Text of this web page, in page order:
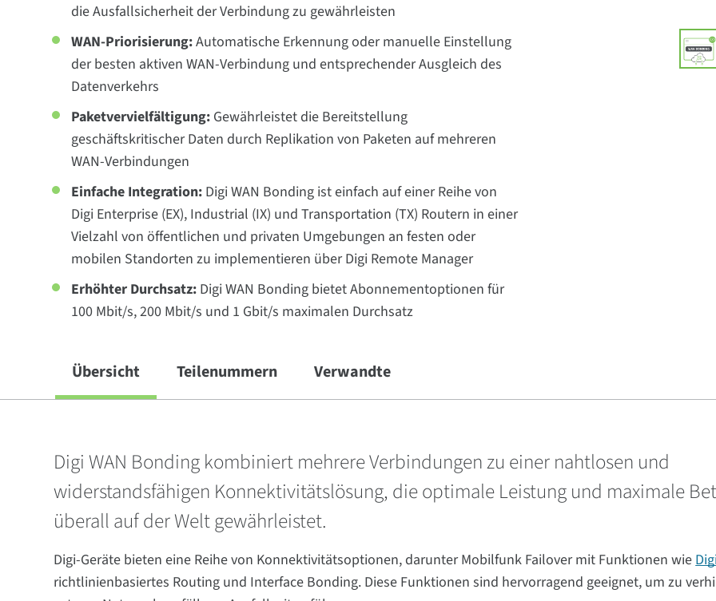
die Ausfallsicherheit der Verbindung zu gewährleisten
WAN-Priorisierung:Automatische Erkennung oder manuelle Einstellung
der besten aktiven WAN-Verbindung und entsprechender Ausgleich des
Datenverkehrs
Paketvervielfältigung: Gewährleistet die Bereitstellung
geschäftskritischer Daten durch Replikation von Paketen auf mehreren
WAN-Verbindungen
Einfache Integration: Digi WAN Bonding ist einfach auf einer Reihe von
Digi Enterprise (EX), Industrial (IX) und Transportation (TX) Routern in einer
Vielzahl von öffentlichen und privaten Umgebungen an festen oder
mobilen Standorten zu implementieren über Digi Remote Manager
Erhöhter Durchsatz: Digi WAN Bonding bietet Abonnementoptionen für
100 Mbit/s, 200 Mbit/s und 1 Gbit/s maximalen Durchsatz
Übersicht Teilenummern Verwandte
Digi WAN Bonding kombiniert mehrere Verbindungen zu einer nahtlosen und
widerstandsfähigen Konnektivitätslösung, die optimale Leistung und maximale
überall auf der Welt gewährleistet.
Digi-Geräte bieten eine Reihe von Konnektivitätsoptionen, darunter Mobilfunk Failover mit Funktionen wie
richtlinienbasiertes Routing und Interface Bonding. Diese Funktionen sind hervorragend geeignet, um zu